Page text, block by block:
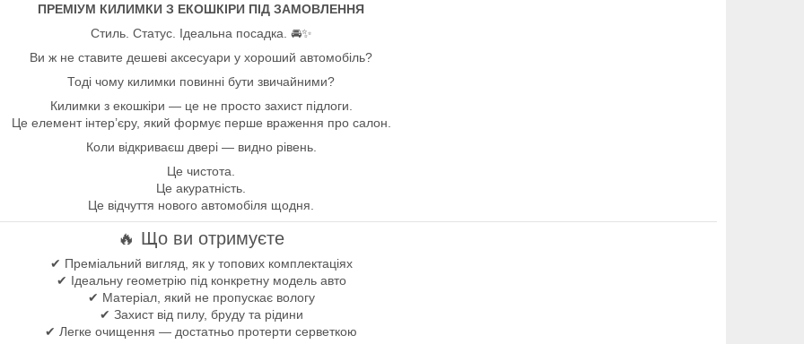
ПРЕМІУМ КИЛИМКИ З ЕКОШКІРИ ПІД ЗАМОВЛЕННЯ
Стиль. Статус. Ідеальна посадка. 🚘✨
Ви ж не ставите дешеві аксесуари у хороший автомобіль?
Тоді чому килимки повинні бути звичайними?
Килимки з екошкіри — це не просто захист підлоги.
Це елемент інтер’єру, який формує перше враження про салон.
Коли відкриваєш двері — видно рівень.
Це чистота.
Це акуратність.
Це відчуття нового автомобіля щодня.
🔥 Що ви отримуєте
✔ Преміальний вигляд, як у топових комплектаціях
✔ Ідеальну геометрію під конкретну модель авто
✔ Матеріал, який не пропускає вологу
✔ Захист від пилу, бруду та рідини
✔ Легке очищення — достатньо протерти серветкою